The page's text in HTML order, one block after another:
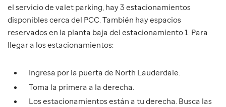
el servicio de valet parking, hay 3 estacionamientos
disponibles cerca del PCC. También hay espacios
reservados en la planta baja del estacionamiento 1. Para
llegar a los estacionamientos:
Ingresa por la puerta de North Lauderdale.
Toma la primera a la derecha.
Los estacionamientos están a tu derecha. Busca las